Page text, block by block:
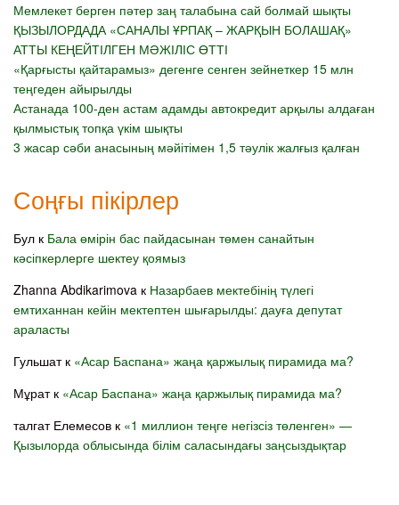
Мемлекет берген пәтер заң талабына сай болмай шықты
ҚЫЗЫЛОРДАДА «САНАЛЫ ҰРПАҚ – ЖАРҚЫН БОЛАШАҚ»
АТТЫ КЕҢЕЙТІЛГЕН МӘЖІЛІС ӨТТІ
«Қарғысты қайтарамыз» дегенге сенген зейнеткер 15 млн
теңгеден айырылды
Астанада 100-ден астам адамды автокредит арқылы алдаған
қылмыстық топқа үкім шықты
3 жасар сәби анасының мәйітімен 1,5 тәулік жалғыз қалған
Соңғы пікірлер
Бул к Бала өмірін бас пайдасынан төмен санайтын
кәсіпкерлерге шектеу қоямыз
Zhanna Abdikarimova к Назарбаев мектебінің түлегі
емтиханнан кейін мектептен шығарылды: дауға депутат
араласты
Гульшатк «Асар Баспана» жаңа қаржылық пирамида ма?
Мұратк «Асар Баспана» жаңа қаржылық пирамида ма?
талгат Елемесов к «1 миллион теңге негізсіз төленген» —
Қызылорда облысында білім саласындағы заңсыздықтар